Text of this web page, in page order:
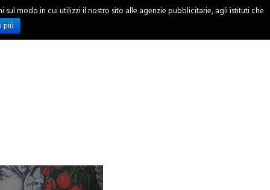
INCHIESTE
modo in cui utilizzi il nostro sito alle agenzie pubblicitarie, agli istituti che
più